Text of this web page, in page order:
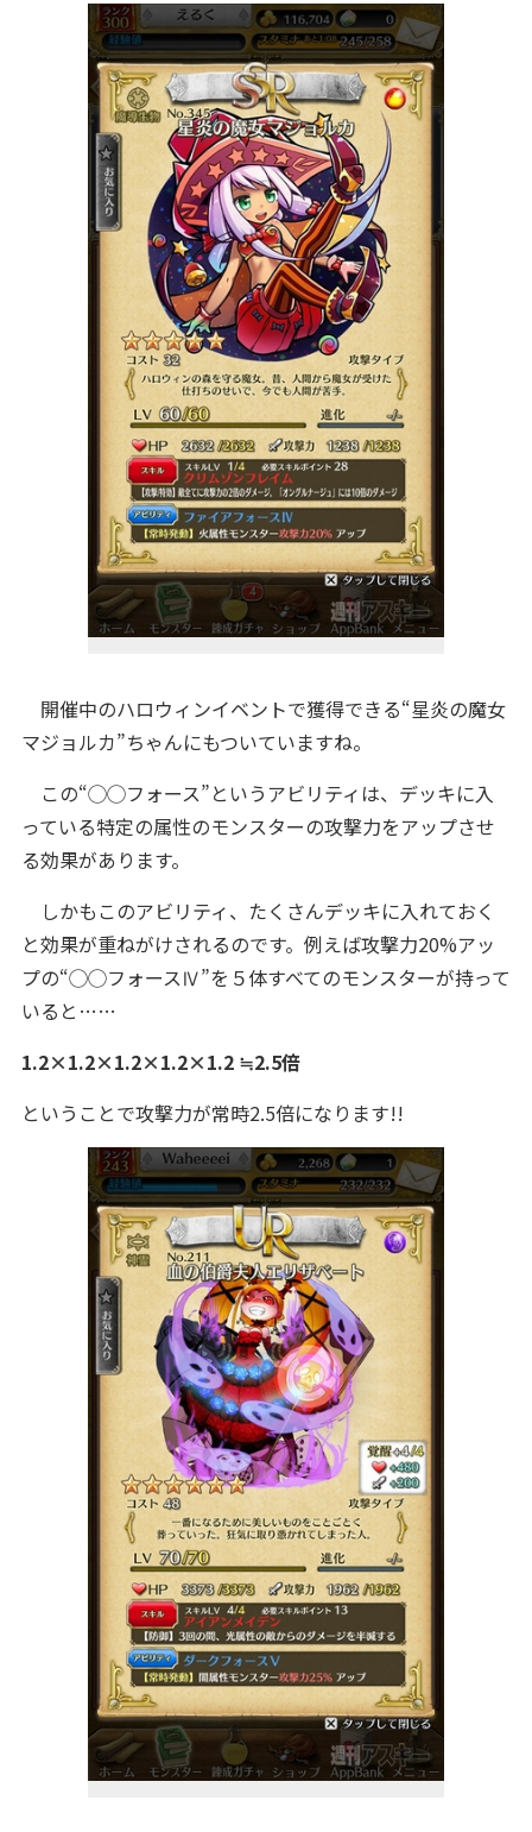
開催中のハロウィンイベントで獲得できる“星炎の魔女
マジョルカ”ちゃんにもついていますね。
この“◯◯フォース”というアビリティは、デッキに入
っている特定の属性のモンスターの攻撃力をアップさせ
る効果があります。
しかもこのアビリティ、たくさんデッキに入れておく
と効果が重ねがけされるのです。例えば攻撃力20%アッ
プの“◯◯フォースⅣ”を５体すべてのモンスターが持って
いると……
1.2×1.2×1.2×1.2×1.2 ≒2.5倍
ということで攻撃力が常時2.5倍になります!!